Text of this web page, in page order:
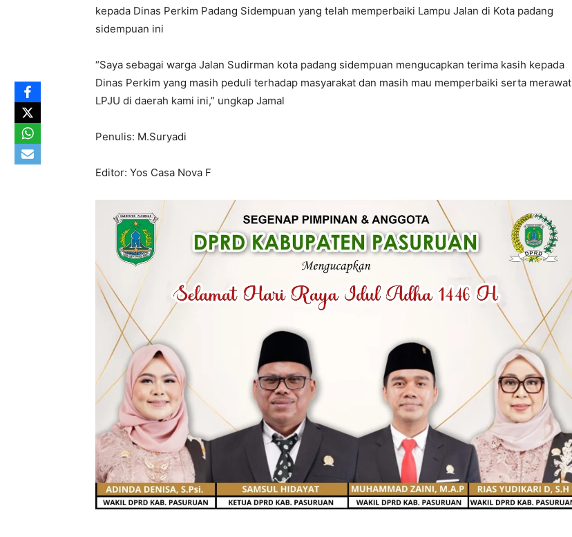
kepada Dinas Perkim Padang Sidempuan yang telah memperbaiki Lampu Jalan di Kota padang
sidempuan ini
“Saya sebagai warga Jalan Sudirman kota padang sidempuan mengucapkan terima kasih kepada
Dinas Perkim yang masih peduli terhadap masyarakat dan masih mau memperbaiki serta merawat
LPJU di daerah kami ini,” ungkap Jamal
Penulis: M.Suryadi
Editor: Yos Casa Nova F